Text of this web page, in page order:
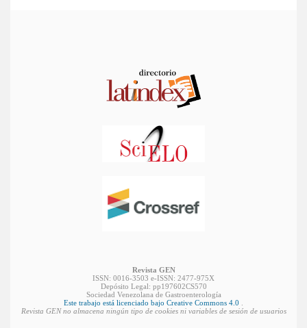
Revista GEN
ISSN: 0016-3503 e-ISSN: 2477-975X
Depósito Legal: pp197602CS570
Sociedad Venezolana de Gastroenterología
Este trabajo está licenciado bajo Creative Commons 4.0
Revista GEN no almacena ningún tipo de cookies ni variables de sesión de usuarios